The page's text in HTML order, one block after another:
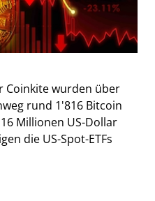
Coinkite wurden über
rund 1'816 Bitcoin
Millionen US-Dollar
die US-Spot-ETFs